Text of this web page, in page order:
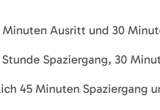
Ausritt und 30
Spaziergang, 30
45 Minuten Spaziergang